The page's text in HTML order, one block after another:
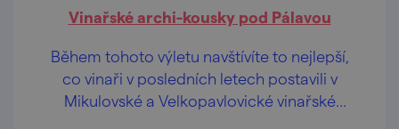
Vinařské archi-kousky pod Pálavou
Během tohoto výletu navštívíte to nejlepší,
co vinaři v posledních letech postavili v
Mikulovské a Velkopavlovické vinařské